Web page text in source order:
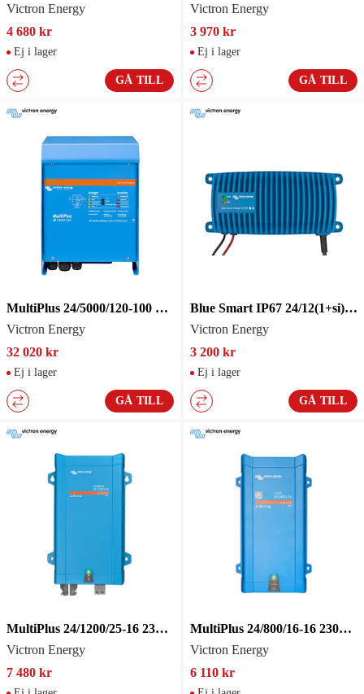
Victron Energy
4 680 kr
Ej i lager
GÅ TILL
Victron Energy
3 970 kr
Ej i lager
GÅ TILL
MultiPlus 24/5000/120-100 230V
Victron Energy
32 020 kr
Ej i lager
GÅ TILL
Blue Smart IP67 24/12(1+si)230
Victron Energy
3 200 kr
Ej i lager
GÅ TILL
MultiPlus 24/1200/25-16 230V V
Victron Energy
7 480 kr
MultiPlus 24/800/16-16 230V VE
Victron Energy
6 110 kr